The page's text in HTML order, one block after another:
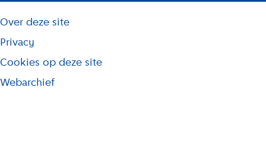
i
j
s
Over deze site
Privacy
Cookies op deze site
Webarchief